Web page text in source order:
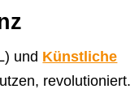
und Künstliche
revolutioniert.